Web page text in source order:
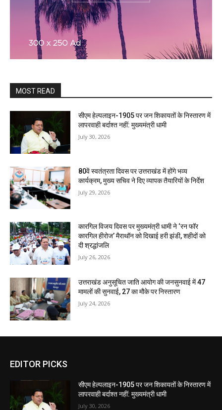
MOST READ
सीएम हेल्पलाइन-1905 पर जन शिकायतों के निस्तारण में
लापरवाही बर्दाश्त नहीं: मुख्यमंत्री धामी
July 30, 2026
80वें स्वतंत्रता दिवस पर उत्तराखंड में होंगे भव्य
कार्यक्रम, मुख्य सचिव ने दिए व्यापक तैयारियों के निर्देश
July 29, 2026
कारगिल विजय दिवस पर मुख्यमंत्री धामी ने ‘रन फॉर
कारगिल हीरोज’ मैराथॉन को दिखाई हरी झंडी, शहीदों को
दी श्रद्धांजलि
July 26, 2026
उत्तराखंड अनुसूचित जाति आयोग की जनसुनवाई में 47
मामलों की सुनवाई, 27 का मौके पर निस्तारण
July 24, 2026
EDITOR PICKS
सीएम हेल्पलाइन-1905 पर जन शिकायतों के निस्तारण में
लापरवाही बर्दाश्त नहीं: मुख्यमंत्री धामी
July 30, 2026